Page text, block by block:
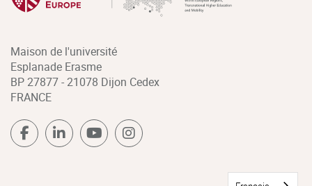
Maison de l'université
Esplanade Erasme
BP 27877 - 21078 Dijon Cedex
FRANCE